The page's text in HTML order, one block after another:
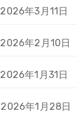
2026年3月11日
2026年2月10日
2026年1月31日
2026年1月28日